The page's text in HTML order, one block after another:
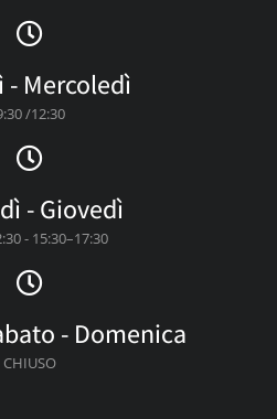
- Mercoledì
/12:30
- Giovedì
- 15:30–17:30
- Domenica
CHIUSO